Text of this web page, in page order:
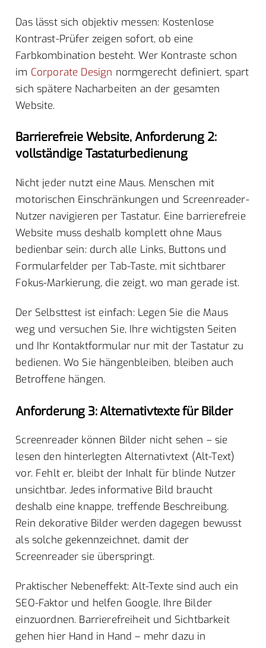
Das lässt sich objektiv messen: Kostenlose
Kontrast-Prüfer zeigen sofort, ob eine
Farbkombination besteht. Wer Kontraste schon
im Corporate Design normgerecht definiert, spart
sich spätere Nacharbeiten an der gesamten
Website.
Barrierefreie Website, Anforderung 2:
vollständige Tastaturbedienung
Nicht jeder nutzt eine Maus. Menschen mit
motorischen Einschränkungen und Screenreader-
Nutzer navigieren per Tastatur. Eine barrierefreie
Website muss deshalb komplett ohne Maus
bedienbar sein: durch alle Links, Buttons und
Formularfelder per Tab-Taste, mit sichtbarer
Fokus-Markierung, die zeigt, wo man gerade ist.
Der Selbsttest ist einfach: Legen Sie die Maus
weg und versuchen Sie, Ihre wichtigsten Seiten
und Ihr Kontaktformular nur mit der Tastatur zu
bedienen. Wo Sie hängenbleiben, bleiben auch
Betroffene hängen.
Anforderung 3: Alternativtexte für Bilder
Screenreader können Bilder nicht sehen – sie
lesen den hinterlegten Alternativtext (Alt-Text)
vor. Fehlt er, bleibt der Inhalt für blinde Nutzer
unsichtbar. Jedes informative Bild braucht
deshalb eine knappe, treffende Beschreibung.
Rein dekorative Bilder werden dagegen bewusst
als solche gekennzeichnet, damit der
Screenreader sie überspringt.
Praktischer Nebeneffekt: Alt-Texte sind auch ein
SEO-Faktor und helfen Google, Ihre Bilder
einzuordnen. Barrierefreiheit und Sichtbarkeit
gehen hier Hand in Hand – mehr dazu in